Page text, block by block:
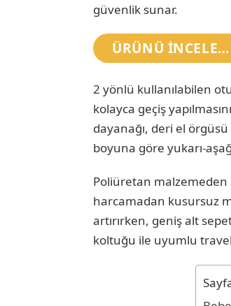
güvenlik sunar.
ÜRÜNÜ INCELE…
2 yönlü kullanılabilen
kolayca geçiş
dayanağı, deri el
boyuna göre yukarı-
Poliüretan
harcamadan kusursuz
artırırken, geniş alt
koltuğu ile uyumlu